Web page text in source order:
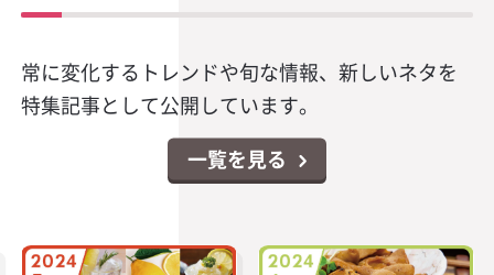
常に変化するトレンドや旬な情報、新しいネタを
特集記事として公開しています。
一覧を見る